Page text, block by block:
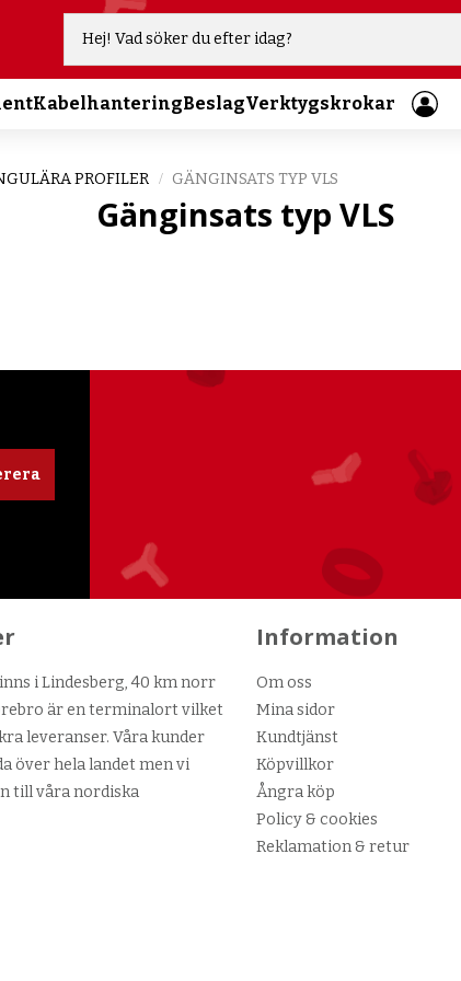
KabelhanteringBeslagVerktygskrokar
PROFILER GÄNGINSATS TYP VLS
Gänginsats typ VLS
i Lindesberg, 40 km norr
är en terminalort vilket
leveranser. Våra kunder
över hela landet men vi
till våra nordiska
Information
Om oss
Mina sidor
Kundtjänst
Köpvillkor
Ångra köp
Policy & cookies
Reklamation & retur